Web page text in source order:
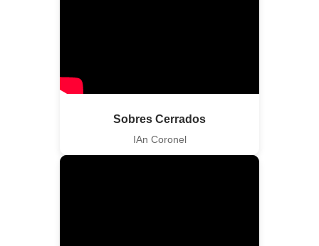
Sobres Cerrados
IAn Coronel